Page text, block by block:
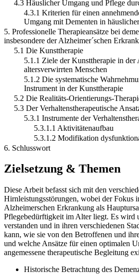
4.3 Häuslicher Umgang und Pflege
4.3.1 Kriterien für einen
Umgang mit Dementen in
5. Professionelle Therapieansätze bei
insbesondere der Alzheimer´schen
5.1 Die Kunsttherapie
5.1.1 Ziele der Kunsttherapie in der
altersverwirrten Menschen
5.1.2 Die systematische
Instrument in der Kunsttherapie
5.2 Die Realitäts-Orientierungs-
5.3 Der Verhaltenstherapeutische
5.3.1 Instrumente der
5.3.1.1 Aktivitätenaufbau
5.3.1.2 Modifikation
6. Schlusswort
Zielsetzung & Themen
Diese Arbeit befasst sich mit den
Hirnleistungsstörungen, wobei der Fokus
Alzheimerschen Erkrankung als
Pflegebedürftigkeit im Alter liegt. Es wird
verstanden und in ihren verschiedenen
kann, wie sie von den Betroffenen und
und welche Ansätze für einen optimalen
angemessene therapeutische Begleitung
Historische Betrachtung des